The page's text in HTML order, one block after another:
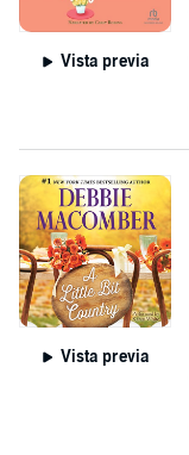
Vista previa
Vista previa